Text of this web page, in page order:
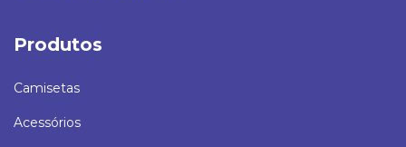
Produtos
Camisetas
Acessórios